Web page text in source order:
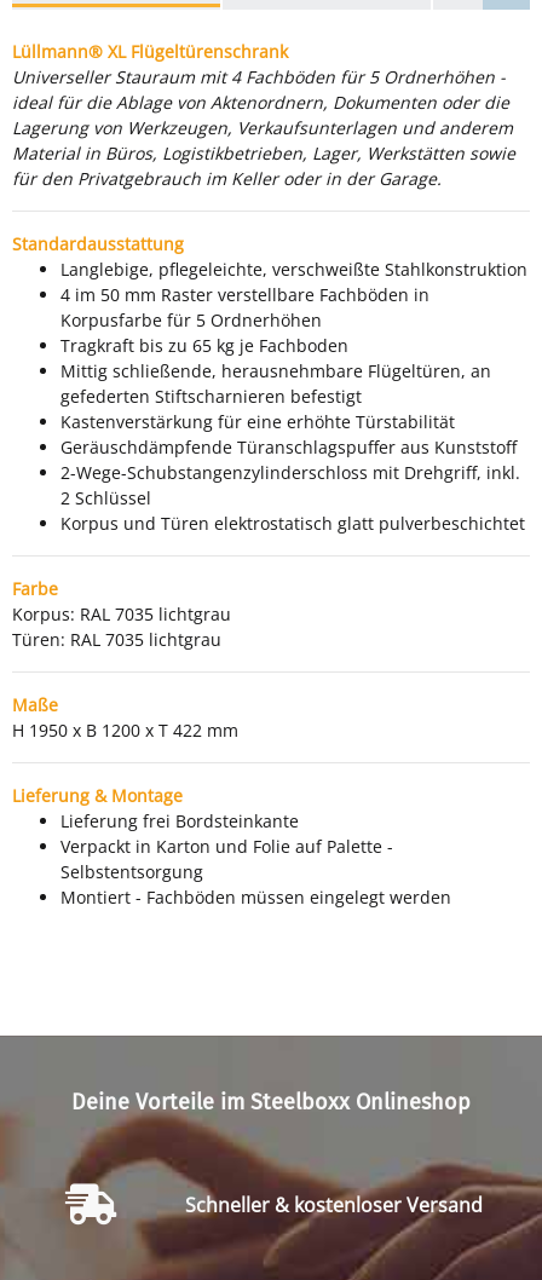
Lüllmann® XL Flügeltürenschrank
Universeller Stauraum mit 4 Fachböden für 5 Ordnerhöhen -
ideal für die Ablage von Aktenordnern, Dokumenten oder die
Lagerung von Werkzeugen, Verkaufsunterlagen und anderem
Material in Büros, Logistikbetrieben, Lager, Werkstätten sowie
für den Privatgebrauch im Keller oder in der Garage.
Standardausstattung
Langlebige, pflegeleichte, verschweißte Stahlkonstruktion
4 im 50 mm Raster verstellbare Fachböden in
Korpusfarbe für 5 Ordnerhöhen
Tragkraft bis zu 65 kg je Fachboden
Mittig schließende, herausnehmbare Flügeltüren, an
gefederten Stiftscharnieren befestigt
Kastenverstärkung für eine erhöhte Türstabilität
Geräuschdämpfende Türanschlagspuffer aus Kunststoff
2-Wege-Schubstangenzylinderschloss mit Drehgriff, inkl.
2 Schlüssel
Korpus und Türen elektrostatisch glatt pulverbeschichtet
Farbe
Korpus: RAL 7035 lichtgrau
Türen: RAL 7035 lichtgrau
Maße
H 1950 x B 1200 x T 422 mm
Lieferung & Montage
Lieferung frei Bordsteinkante
Verpackt in Karton und Folie auf Palette -
Selbstentsorgung
Montiert - Fachböden müssen eingelegt werden
Deine Vorteile im Steelboxx Onlineshop
Schneller & kostenloser Versand